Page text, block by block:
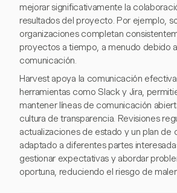
mejorar significativamente la
resultados del proyecto. Por ejemplo,
organizaciones completan
proyectos a tiempo, a menudo debido
comunicación.
Harvest apoya la comunicación
herramientas como Slack y Jira,
mantener líneas de comunicación
cultura de transparencia. Revisiones
actualizaciones de estado y un plan de
adaptado a diferentes partes
gestionar expectativas y abordar
oportuna, reduciendo el riesgo de